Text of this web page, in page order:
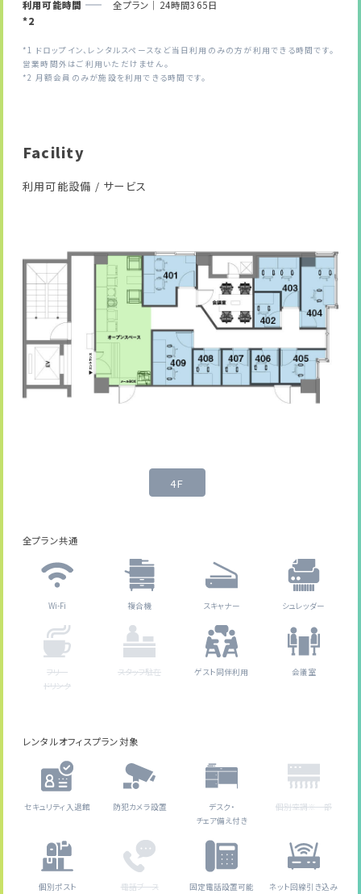
利用可能時間
*2
全プラン｜24時間365日
*1 ドロップイン、レンタルスペースなど当日利用のみの方が利用できる時間です。
営業時間外はご利用いただけません。
*2 月額会員のみが施設を利用できる時間です。
Facility
利用可能設備 / サービス
4F
全プラン共通
Wi-Fi 複合機 スキャナー シュレッダー
フリー
ドリンク
スタッフ駐在 ゲスト同伴利用 会議室
レンタルオフィスプラン対象
セキュリティ入退館 防犯カメラ設置
デスク・
チェア備え付き
個別空調※一部
個別ポスト 電話ブース 固定電話設置可能
ネット回線引き込み